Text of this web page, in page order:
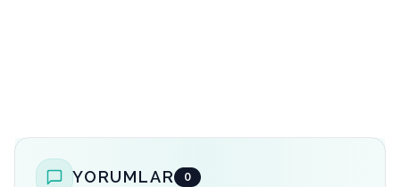
YORUMLAR 0